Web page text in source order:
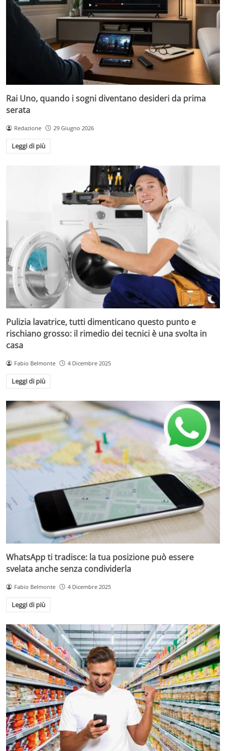
Rai Uno, quando i sogni diventano desideri da prima
serata
Redazione 29 Giugno 2026
Leggi di più
Pulizia lavatrice, tutti dimenticano questo punto e
rischiano grosso: il rimedio dei tecnici è una svolta in
casa
Fabio Belmonte 4 Dicembre 2025
Leggi di più
WhatsApp ti tradisce: la tua posizione può essere
svelata anche senza condividerla
Fabio Belmonte 4 Dicembre 2025
Leggi di più